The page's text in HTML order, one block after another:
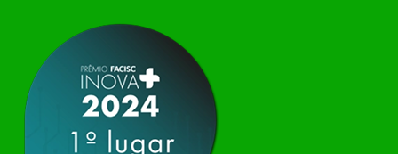
apresentação de novas iniciativas para o setor. O
encontro aconteceu em Rio…